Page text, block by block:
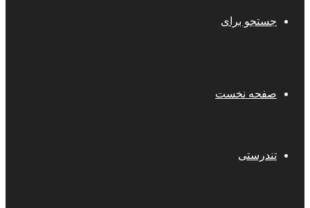
جستجو برای
صفحه نخست
تندرستی